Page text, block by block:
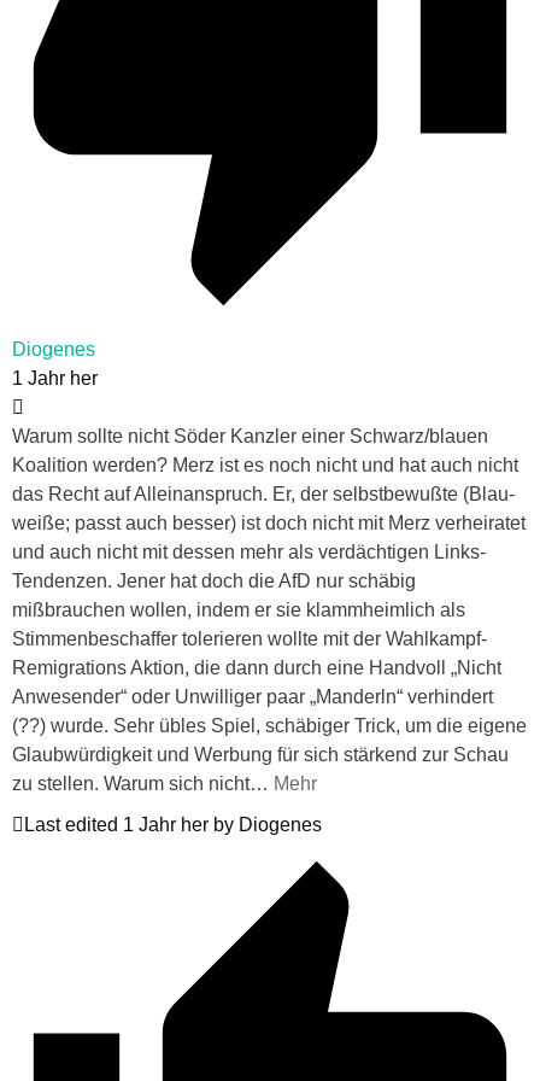
Diogenes
1 Jahr her
Warum sollte nicht Söder Kanzler einer Schwarz/blauen
Koalition werden? Merz ist es noch nicht und hat auch nicht
das Recht auf Alleinanspruch. Er, der selbstbewußte (Blau-
weiße; passt auch besser) ist doch nicht mit Merz verheiratet
und auch nicht mit dessen mehr als verdächtigen Links-
Tendenzen. Jener hat doch die AfD nur schäbig
mißbrauchen wollen, indem er sie klammheimlich als
Stimmenbeschaffer tolerieren wollte mit der Wahlkampf-
Remigrations Aktion, die dann durch eine Handvoll „Nicht
Anwesender“ oder Unwilliger paar „Manderln“ verhindert
(??) wurde. Sehr übles Spiel, schäbiger Trick, um die eigene
Glaubwürdigkeit und Werbung für sich stärkend zur Schau
zu stellen. Warum sich nicht… Mehr
Last edited 1 Jahr her by Diogenes